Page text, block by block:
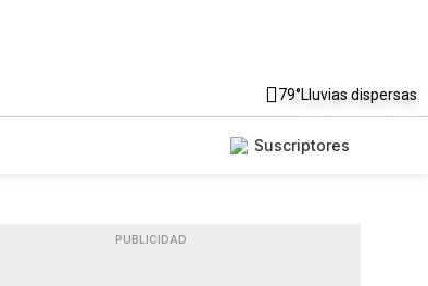
79°Lluvias dispersas
Suscriptores
PUBLICIDAD